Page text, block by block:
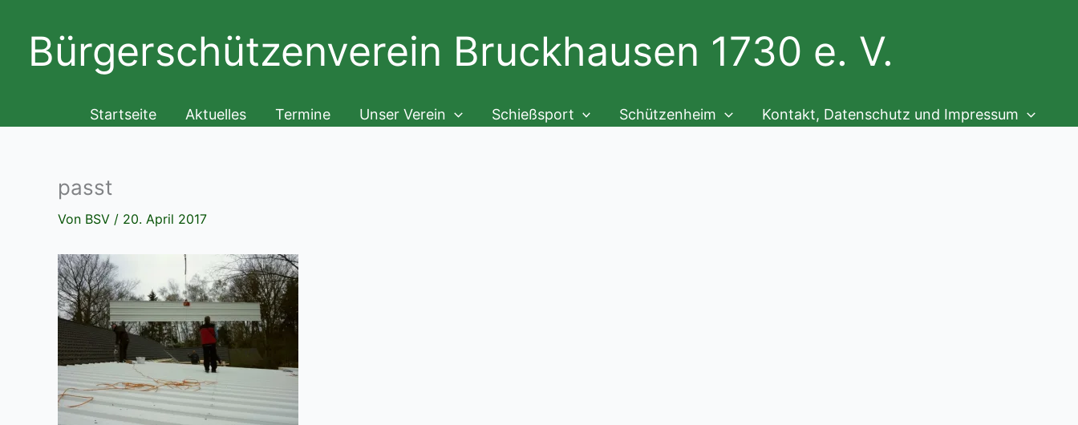
springenBürgerschützenverein Bruckhausen 1730 e. V.
Startseite Aktuelles Termine Unser Verein Schießsport Schützenheim Kontakt, Datenschutz und Impressum
passt
Von BSV / 20. April 2017